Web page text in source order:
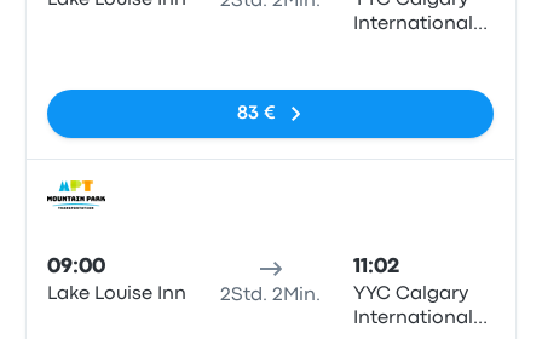
International
83 €
09:00
Lake Louise Inn 2Std. 2Min.
11:02
YYC Calgary
International